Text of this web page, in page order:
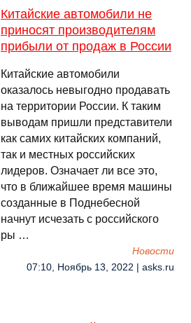
Китайские автомобили не
приносят производителям
прибыли от продаж в России
Китайские автомобили
оказалось невыгодно продавать
на территории России. К таким
выводам пришли представители
как самих китайских компаний,
так и местных российских
лидеров. Означает ли все это,
что в ближайшее время машины
созданные в Поднебесной
начнут исчезать с российского
ры …
Новости
07:10, Ноябрь 13, 2022 | asks.ru